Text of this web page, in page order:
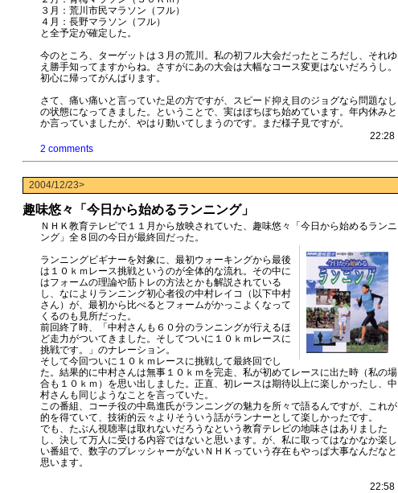
３月：荒川市民マラソン（フル）
４月：長野マラソン（フル）
と全予定が確定した。
今のところ、ターゲットは３月の荒川。私の初フル大会だったところだし、それゆ
え勝手知ってますからね。さすがにあの大会は大幅なコース変更はないだろうし。
初心に帰ってがんばります。
さて、痛い痛いと言っていた足の方ですが、スピード抑え目のジョグなら問題なし
の状態になってきました。ということで、実はぼちぼち始めています。年内休みと
か言っていましたが、やはり動いてしまうのです。まだ様子見ですが。
22:28 ||
2 comments
2004/12/23>
趣味悠々「今日から始めるランニング」
ＮＨＫ教育テレビで１１月から放映されていた、趣味悠々「今日から始めるランニ
ング」全８回の今日が最終回だった。
ランニングビギナーを対象に、最初ウォーキングから最後
は１０ｋｍレース挑戦というのが全体的な流れ。その中に
はフォームの理論や筋トレの方法とかも解説されている
し、なによりランニング初心者役の中村レイコ（以下中村
さん）が、最初から比べるとフォームがかっこよくなって
くるのも見所だった。
前回終了時、「中村さんも６０分のランニングが行えるほ
ど走力がついてきました。そしてついに１０ｋｍレースに
挑戦です。」のナレーション。
そして今回ついに１０ｋｍレースに挑戦して最終回でし
た。結果的に中村さんは無事１０ｋｍを完走、私が初めてレースに出た時（私の場
合も１０ｋｍ）を思い出しました。正直、初レースは期待以上に楽しかったし、中
村さんも同じようなことを言っていた。
この番組、コーチ役の中島進氏がランニングの魅力を所々で語るんですが、これが
的を得ていて、技術的云々よりそういう話がランナーとして楽しかったです。
でも、たぶん視聴率は取れないだろうなという教育テレビの地味さはありました
し、決して万人に受ける内容ではないと思います。が、私に取ってはなかなか楽し
い番組で、数字のプレッシャーがないＮＨＫっていう存在もやっぱ大事なんだなと
思います。
22:58 ||